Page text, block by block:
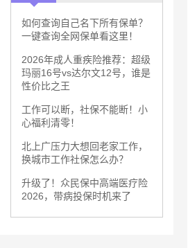
如何查询自己名下所有保单？
一键查询全网保单看这里！
2026年成人重疾险推荐：超级
玛丽16号vs达尔文12号，谁是
性价比之王
工作可以断，社保不能断！小
心福利清零！
北上广压力大想回老家工作，
换城市工作社保怎么办？
升级了！众民保中高端医疗险
2026，带病投保时机来了